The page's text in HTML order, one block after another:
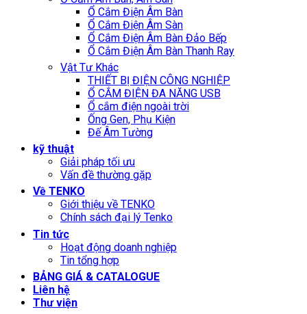
Ổ Cắm Điện Âm Bàn
Ổ Cắm Điện Âm Sàn
Ổ Cắm Điện Âm Bàn Đảo Bếp
Ổ Cắm Điện Âm Bàn Thanh Ray
Vật Tư Khác
THIẾT BỊ ĐIỆN CÔNG NGHIỆP
Ổ CẮM ĐIỆN ĐA NĂNG USB
Ổ cắm điện ngoài trời
Ống Gen, Phụ Kiện
Đế Âm Tường
kỹ thuật
Giải pháp tối ưu
Vấn đề thường gặp
Về TENKO
Giới thiệu về TENKO
Chính sách đại lý Tenko
Tin tức
Hoạt động doanh nghiệp
Tin tổng hợp
BẢNG GIÁ & CATALOGUE
Liên hệ
Thư viện